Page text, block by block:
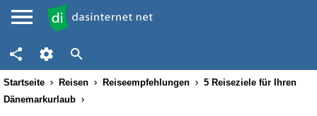
Startseite Reisen Reiseempfehlungen
5 Reiseziele für Ihren
Dänemarkurlaub